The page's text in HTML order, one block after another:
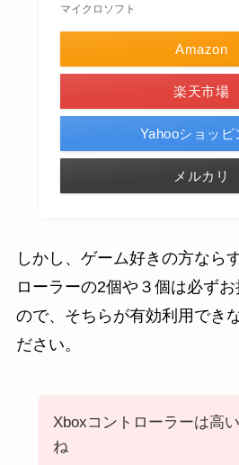
マイクロソフト
Amazon
楽天市場
Yahooショッピ
メルカリ
しかし、ゲーム好きの方なら
ローラーの2個や３個は必ず
ので、そちらが有効利用でき
ださい。
Xboxコントローラーは高
ね